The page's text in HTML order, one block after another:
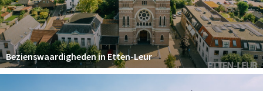
Winkelgebieden
Parkeren
Bezienswaardigheden
Bezienswaardigheden in Etten-Leur